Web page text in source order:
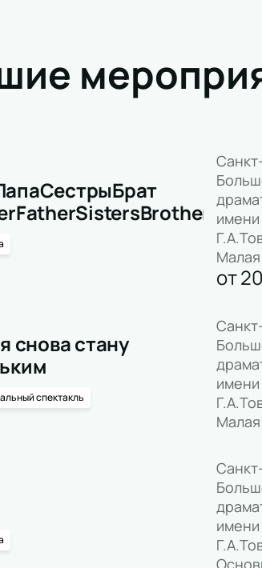
имени
от
снова стану
спектакль
имени
имени